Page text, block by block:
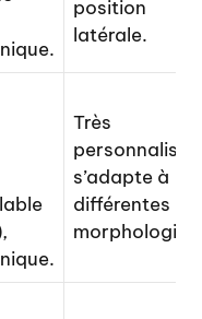
position
latérale.
Très
s’adapte à
différentes
morphologies.